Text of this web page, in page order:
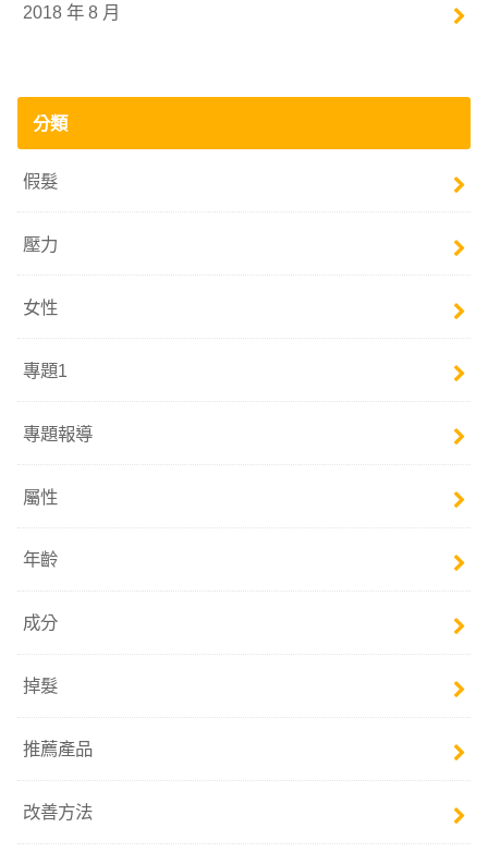
2018 年 8 月
分類
假髮
壓力
女性
專題1
專題報導
屬性
年齡
成分
掉髮
推薦產品
改善方法